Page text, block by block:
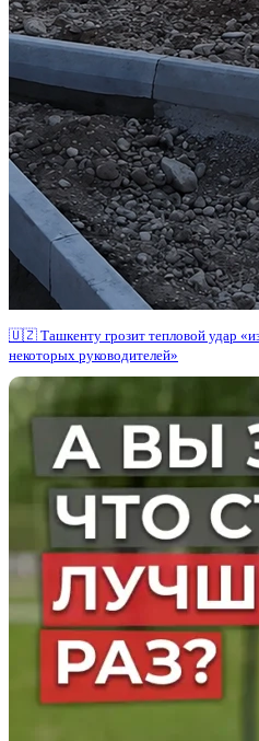
🇺🇿 Ташкенту грозит тепловой удар
некоторых руководителей»